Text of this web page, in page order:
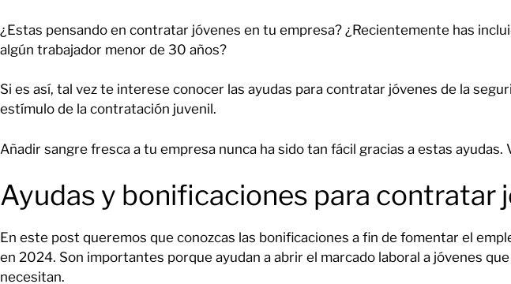
¿Estas pensando en contratar jóvenes en tu empresa? ¿Recientemente has
algún trabajador menor de 30 años?
Si es así, tal vez te interese conocer las ayudas para contratar jóvenes de la
estímulo de la contratación juvenil.
Añadir sangre fresca a tu empresa nunca ha sido tan fácil gracias a estas ayudas.
Ayudas y bonificaciones para contratar
En este post queremos que conozcas las bonificaciones a fin de fomentar el
en 2024. Son importantes porque ayudan a abrir el marcado laboral a jóvenes
necesitan.